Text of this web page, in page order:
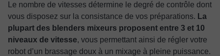
Le nombre de vitesses détermine le degré de contrôle dont
vous disposez sur la consistance de vos préparations. La
plupart des blenders mixeurs proposent entre 3 et 10
niveaux de vitesse, vous permettant ainsi de régler votre
robot d’un brassage doux à un mixage à pleine puissance.